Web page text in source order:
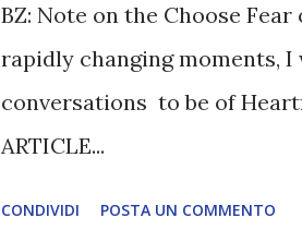
BZ: Note on the Choose
rapidly changing moments, I
conversations to be of
ARTICLE...
CONDIVIDI POSTA UN COMMENTO